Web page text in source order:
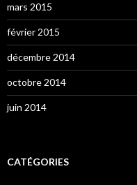
mars 2015
février 2015
décembre 2014
octobre 2014
juin 2014
CATÉGORIES